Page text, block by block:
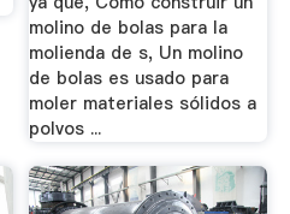
molino de bolas para la
molienda de s, Un molino
de bolas es usado para
moler materiales sólidos a
polvos ...